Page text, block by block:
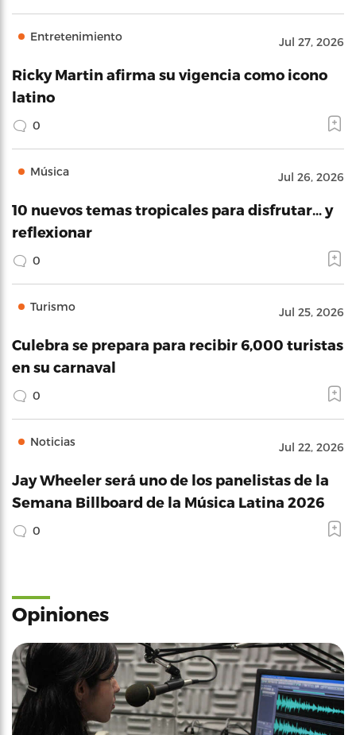
Entretenimiento Jul 27, 2026
Ricky Martin afirma su vigencia como icono
latino
0
Música Jul 26, 2026
10 nuevos temas tropicales para disfrutar… y
reflexionar
0
Turismo Jul 25, 2026
Culebra se prepara para recibir 6,000 turistas
en su carnaval
0
Noticias Jul 22, 2026
Jay Wheeler será uno de los panelistas de la
Semana Billboard de la Música Latina 2026
0
Opiniones